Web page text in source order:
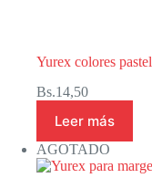
Yurex colores
Bs.14,50
Leer más
AGOTADO